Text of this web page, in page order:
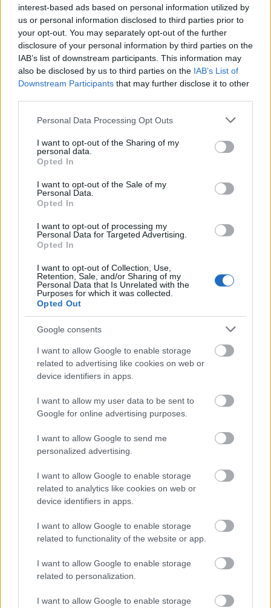
interest-based ads based on personal information utilized by
us or personal information disclosed to third parties prior to
your opt-out. You may separately opt-out of the further
disclosure of your personal information by third parties on the
IAB’s list of downstream participants. This information may
also be disclosed by us to third parties on the IAB’s List of
Downstream Participants that may further disclose it to other
Please note that this website/app uses one or more Google
not limited to your visit or usage behaviour. You may click to
grant or deny consent to Google and its third-party tags to
use your data for below specified purposes in below Google
consent section.
Personal Data Processing Opt Outs
I want to opt-out of the Sharing of my
personal data.
Opted In
I want to opt-out of the Sale of my
Personal Data.
Opted In
I want to opt-out of processing my
Personal Data for Targeted Advertising.
Opted In
I want to opt-out of Collection, Use,
Retention, Sale, and/or Sharing of my
Personal Data that Is Unrelated with the
Purposes for which it was collected.
Opted Out
Google consents
I want to allow Google to enable storage
related to advertising like cookies on web or
device identifiers in apps.
I want to allow my user data to be sent to
Google for online advertising purposes.
I want to allow Google to send me
personalized advertising.
I want to allow Google to enable storage
related to analytics like cookies on web or
device identifiers in apps.
I want to allow Google to enable storage
related to functionality of the website or app.
I want to allow Google to enable storage
related to personalization.
I want to allow Google to enable storage
check
14 éve
@1885*: Azért érdekes, hogy csak te veszed le azt,
amit sejtetni próbáltam...
1885*
14 éve
@check: szemüveg kérdése :)
benö51
@Jégkorong: Kérdésem az van csapat aki alkalmazza
Volánba most nincs rá sajnos pénz és jég.
Jégkorong
14 éve
@check: vannak még olyanok, akik legalább télen
leveszik a napszencsit...)))
Jégkorong
14 éve
@benö51: - első kérdésedet nem tudom értelmezni,
így legnagyobb sajnálatomra nem áll módomban
"Volánba most nincs rá sajnos pénz és jég." -
csalódtam benned !!!! Más a véleményed a
mérkőzések szünetében, azt követően, mint olykor-
olykor itt a blogon. Te is tudod, hogy arra van pénz,
jég amire akarnak !!!!! Amennyiben úgy gondolod,
szívesen állok rendelkezésedre és beszéljünk
őszintén a dolgokról, ha már MÁS nem akar a
szerint a szavakat, hanem gargarizálnak is hellyel